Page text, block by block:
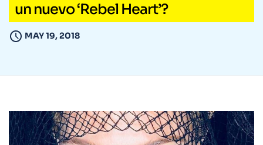
un nuevo ‘Rebel Heart’?
MAY 19, 2018